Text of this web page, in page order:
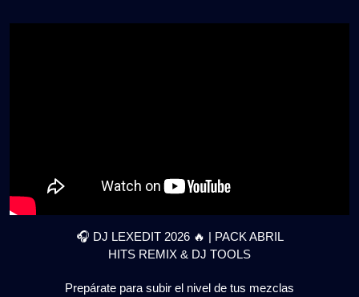
HITS
🎧 DJ LEXEDIT 2026 🔥 | PACK ABRIL
HITS REMIX & DJ TOOLS
Prepárate para subir el nivel de tus mezclas